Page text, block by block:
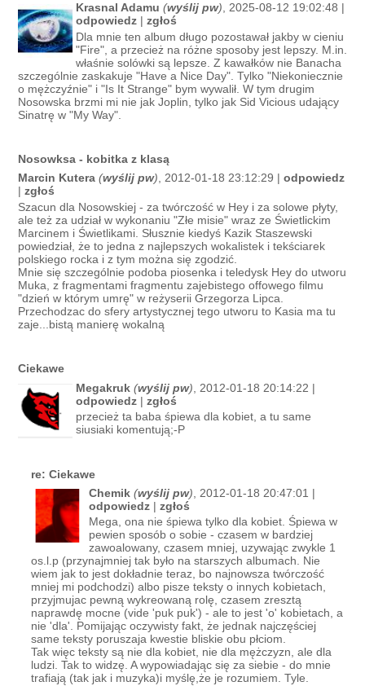
Krasnal Adamu (wyślij pw), 2025-08-12 19:02:48 |
odpowiedz| zgłoś
Dla mnie ten album długo pozostawał jakby w cieniu
"Fire", a przecież na różne sposoby jest lepszy. M.in.
właśnie solówki są lepsze. Z kawałków nie Banacha
szczególnie zaskakuje "Have a Nice Day". Tylko "Niekoniecznie
o mężczyźnie" i "Is It Strange" bym wywalił. W tym drugim
Nosowska brzmi mi nie jak Joplin, tylko jak Sid Vicious udający
Sinatrę w "My Way".
Nosowksa - kobitka z klasą
Marcin Kutera (wyślij pw), 2012-01-18 23:12:29 |odpowiedz
|zgłoś
Szacun dla Nosowskiej - za twórczość w Hey i za solowe płyty,
ale też za udział w wykonaniu "Złe misie" wraz ze Świetlickim
Marcinem i Świetlikami. Słusznie kiedyś Kazik Staszewski
powiedział, że to jedna z najlepszych wokalistek i tekściarek
polskiego rocka i z tym można się zgodzić.
Mnie się szczególnie podoba piosenka i teledysk Hey do utworu
Muka, z fragmentami fragmentu zajebistego offowego filmu
"dzień w którym umrę" w reżyserii Grzegorza Lipca.
Przechodzac do sfery artystycznej tego utworu to Kasia ma tu
zaje...bistą manierę wokalną
Ciekawe
Megakruk (wyślij pw) , 2012-01-18 20:14:22 |
odpowiedz| zgłoś
przecież ta baba śpiewa dla kobiet, a tu same
siusiaki komentują;-P
re: Ciekawe
Chemik (wyślij pw) , 2012-01-18 20:47:01 |
odpowiedz| zgłoś
Mega, ona nie śpiewa tylko dla kobiet. Śpiewa w
pewien sposób o sobie - czasem w bardziej
zawoalowany, czasem mniej, uzywając zwykle 1
os.l.p (przynajmniej tak było na starszych albumach. Nie
wiem jak to jest dokładnie teraz, bo najnowsza twórczość
mniej mi podchodzi) albo pisze teksty o innych kobietach,
przyjmujac pewną wykreowaną rolę, czasem zresztą
naprawdę mocne (vide 'puk puk') - ale to jest 'o' kobietach, a
nie 'dla'. Pomijając oczywisty fakt, że jednak najczęściej
same teksty poruszaja kwestie bliskie obu płciom.
Tak więc teksty są nie dla kobiet, nie dla mężczyzn, ale dla
ludzi. Tak to widzę. A wypowiadając się za siebie - do mnie
trafiają (tak jak i muzyka)i myślę,że je rozumiem. Tyle.